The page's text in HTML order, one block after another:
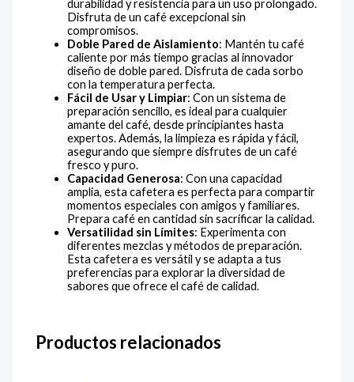
durabilidad y resistencia para un uso prolongado.
Disfruta de un café excepcional sin
compromisos.
Doble Pared de Aislamiento: Mantén tu café
caliente por más tiempo gracias al innovador
diseño de doble pared. Disfruta de cada sorbo
con la temperatura perfecta.
Fácil de Usary Limpiar: Con un sistema de
preparación sencillo, es ideal para cualquier
amante del café, desde principiantes hasta
expertos. Además, la limpieza es rápida y fácil,
asegurando que siempre disfrutes de un café
fresco y puro.
Capacidad Generosa: Con una capacidad
amplia, esta cafetera es perfecta para compartir
momentos especiales con amigos y familiares.
Prepara café en cantidad sin sacrificar la calidad.
Versatilidad sin Límites: Experimenta con
diferentes mezclas y métodos de preparación.
Esta cafetera es versátil y se adapta a tus
preferencias para explorar la diversidad de
sabores que ofrece el café de calidad.
Productos relacionados